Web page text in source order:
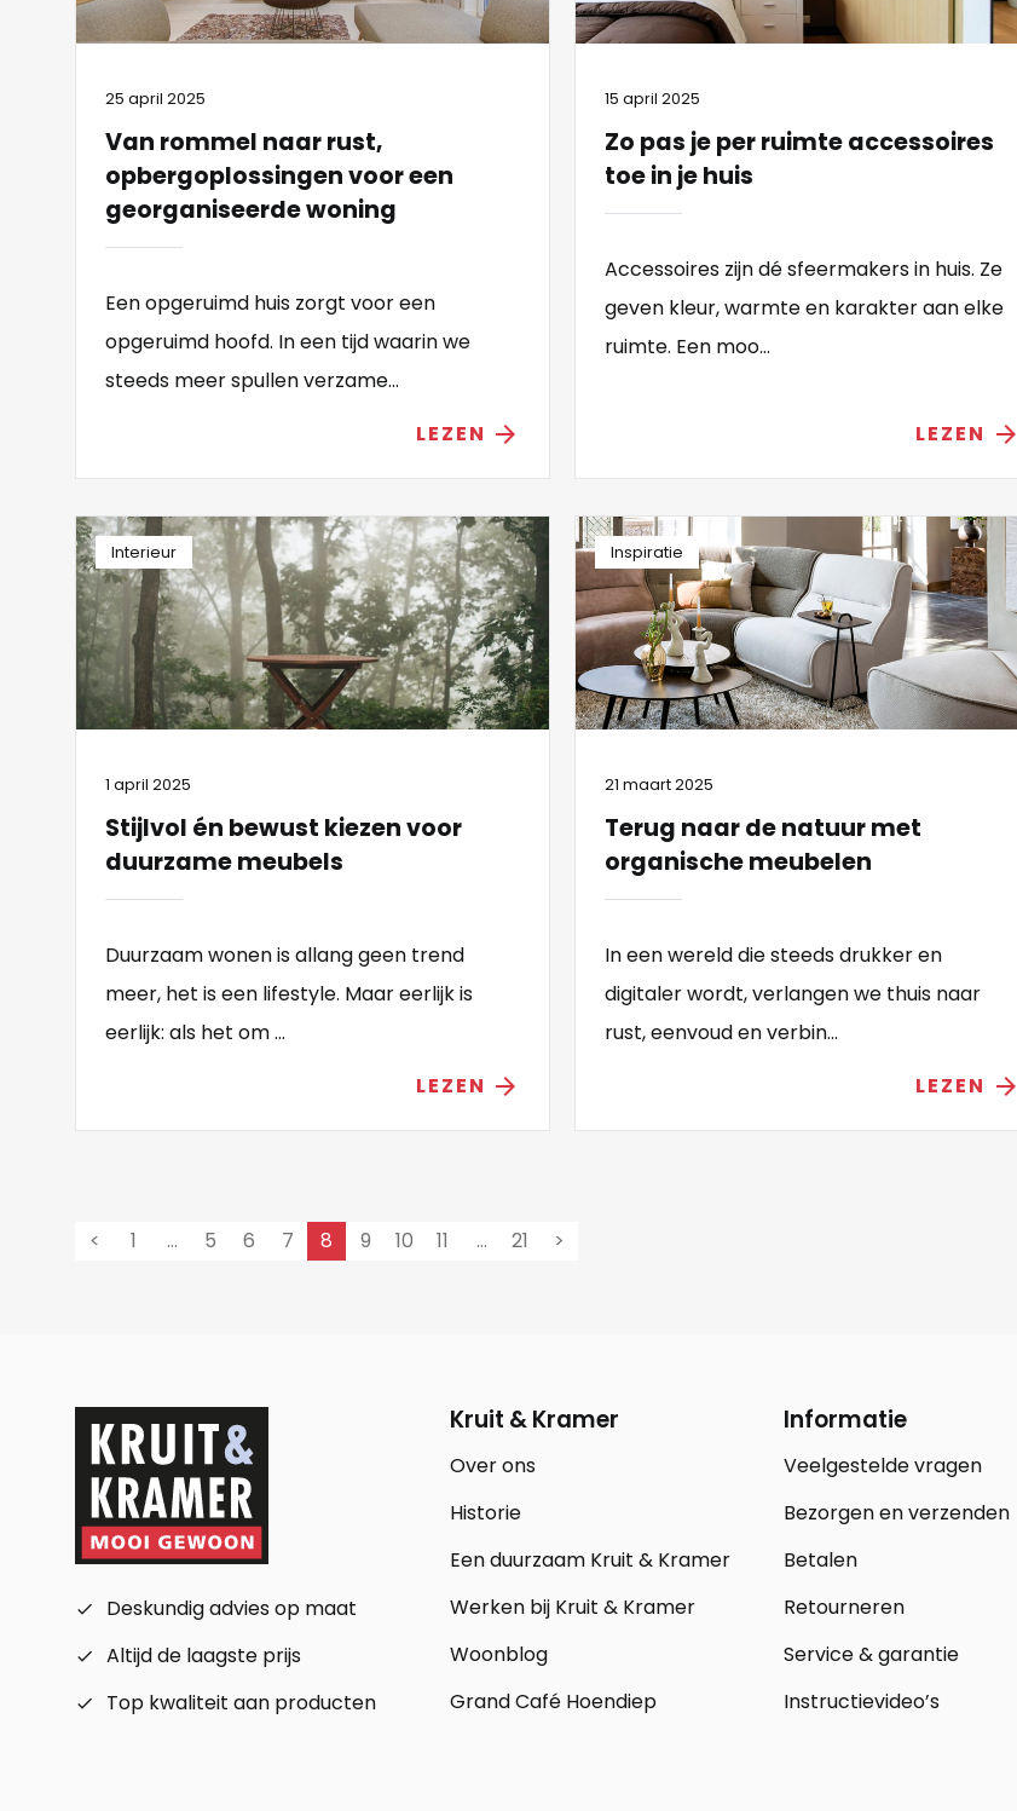
25 april 2025
Van rommel naar rust,
opbergoplossingen voor een
georganiseerde woning
Een opgeruimd huis zorgt voor een
opgeruimd hoofd. In een tijd waarin we
steeds meer spullen verzame...
LEZEN arrow_forward
15 april 2025
Zo pas je per ruimte accessoires
toe in je huis
Accessoires zijn dé sfeermakers in huis. Ze
geven kleur, warmte en karakter aan elke
ruimte. Een moo...
LEZEN arrow_forward
Interieur
1 april 2025
Stijlvol én bewust kiezen voor
duurzame meubels
Duurzaam wonen is allang geen trend
meer, het is een lifestyle. Maar eerlijk is
eerlijk: als het om ...
LEZEN arrow_forward
Inspiratie
21 maart 2025
Terug naar de natuur met
organische meubelen
In een wereld die steeds drukker en
digitaler wordt, verlangen we thuis naar
rust, eenvoud en verbin...
LEZEN arrow_forward
< 1 … 5 6 7 8 9 10 11 … 21 >
check_small
Deskundig advies op maat
check_small
Altijd de laagste prijs
check_small
Top kwaliteit aan producten
Kruit & Kramer
Over ons
Historie
Een duurzaam Kruit & Kramer
Werken bij Kruit & Kramer
Woonblog
Grand Café Hoendiep
Informatie
Veelgestelde vragen
Bezorgen en verzenden
Betalen
Retourneren
Service & garantie
Instructievideo’s